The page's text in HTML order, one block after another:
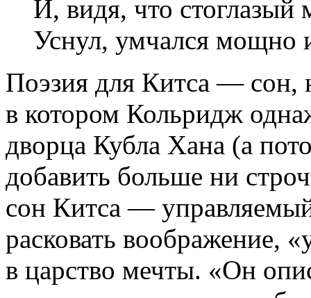
И, видя, что стоглазый
Уснул, умчался мощно
Поэзия для Китса — сон,
в котором Кольридж
дворца Кубла Хана (а
добавить больше ни
сон Китса —
расковать воображение,
в царство мечты. «Он